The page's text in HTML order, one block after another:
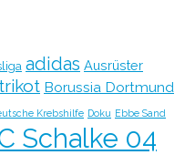
adidas Ausrüster
Borussia Dortmund
Krebshilfe Doku Ebbe Sand
Schalke 04